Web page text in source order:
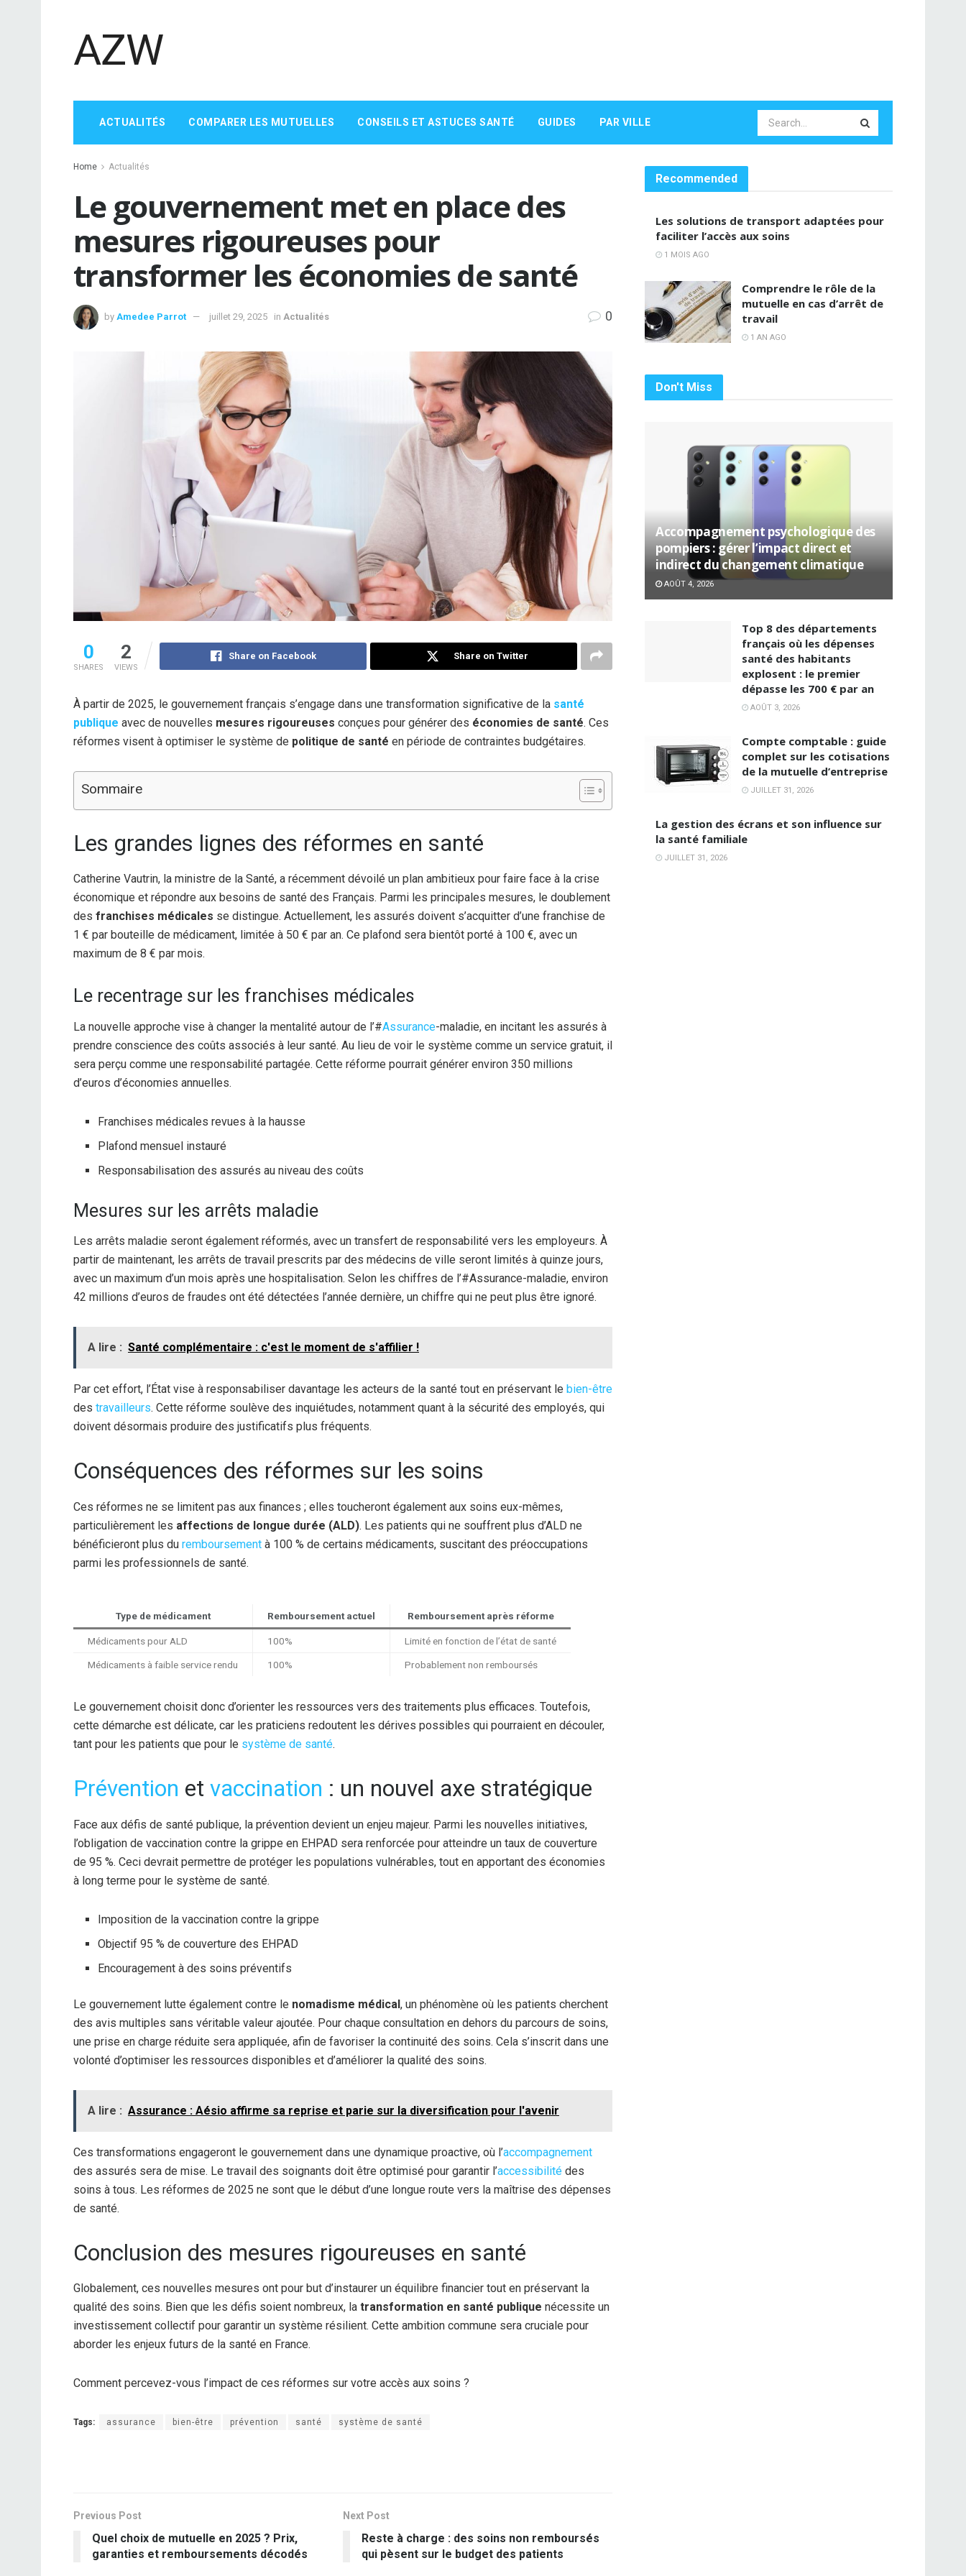
AZW
ACTUALITÉS COMPARER LES MUTUELLES CONSEILS ET ASTUCES SANTÉ GUIDES PAR VILLE
Home Actualités
Le gouvernement met en place des
mesures rigoureuses pour
transformer les économies de santé
by Amedee Parrot juillet 29, 2025 in Actualités 0
0
SHARES
2
VIEWS
Share on Facebook Share on Twitter
À partir de 2025, le gouvernement français s’engage dans une transformation significative de la santé
publique avec de nouvelles mesures rigoureuses conçues pour générer des économies de santé. Ces
réformes visent à optimiser le système de politique de santé en période de contraintes budgétaires.
Sommaire
Les grandes lignes des réformes en santé
Catherine Vautrin, la ministre de la Santé, a récemment dévoilé un plan ambitieux pour faire face à la crise
économique et répondre aux besoins de santé des Français. Parmi les principales mesures, le doublement
des franchises médicales se distingue. Actuellement, les assurés doivent s’acquitter d’une franchise de
1 € par bouteille de médicament, limitée à 50 € par an. Ce plafond sera bientôt porté à 100 €, avec un
maximum de 8 € par mois.
Le recentrage sur les franchises médicales
La nouvelle approche vise à changer la mentalité autour de l’#Assurance-maladie, en incitant les assurés à
prendre conscience des coûts associés à leur santé. Au lieu de voir le système comme un service gratuit, il
sera perçu comme une responsabilité partagée. Cette réforme pourrait générer environ 350 millions
d’euros d’économies annuelles.
Franchises médicales revues à la hausse
Plafond mensuel instauré
Responsabilisation des assurés au niveau des coûts
Mesures sur les arrêts maladie
Les arrêts maladie seront également réformés, avec un transfert de responsabilité vers les employeurs. À
partir de maintenant, les arrêts de travail prescrits par des médecins de ville seront limités à quinze jours,
avec un maximum d’un mois après une hospitalisation. Selon les chiffres de l’#Assurance-maladie, environ
42 millions d’euros de fraudes ont été détectées l’année dernière, un chiffre qui ne peut plus être ignoré.
A lire : Santé complémentaire : c'est le moment de s'affilier !
Par cet effort, l’État vise à responsabiliser davantage les acteurs de la santé tout en préservant le bien-être
des travailleurs. Cette réforme soulève des inquiétudes, notamment quant à la sécurité des employés, qui
doivent désormais produire des justificatifs plus fréquents.
Conséquences des réformes sur les soins
Ces réformes ne se limitent pas aux finances ; elles toucheront également aux soins eux-mêmes,
particulièrement les affections de longue durée (ALD). Les patients qui ne souffrent plus d’ALD ne
bénéficieront plus du remboursement à 100 % de certains médicaments, suscitant des préoccupations
parmi les professionnels de santé.
Type de médicament Remboursement actuel Remboursement après réforme
Médicaments pour ALD 100% Limité en fonction de l’état de santé
Médicaments à faible service rendu 100% Probablement non remboursés
Le gouvernement choisit donc d’orienter les ressources vers des traitements plus efficaces. Toutefois,
cette démarche est délicate, car les praticiens redoutent les dérives possibles qui pourraient en découler,
tant pour les patients que pour le système de santé.
Prévention et vaccination : un nouvel axe stratégique
Face aux défis de santé publique, la prévention devient un enjeu majeur. Parmi les nouvelles initiatives,
l’obligation de vaccination contre la grippe en EHPAD sera renforcée pour atteindre un taux de couverture
de 95 %. Ceci devrait permettre de protéger les populations vulnérables, tout en apportant des économies
à long terme pour le système de santé.
Imposition de la vaccination contre la grippe
Objectif 95 % de couverture des EHPAD
Encouragement à des soins préventifs
Le gouvernement lutte également contre le nomadisme médical, un phénomène où les patients cherchent
des avis multiples sans véritable valeur ajoutée. Pour chaque consultation en dehors du parcours de soins,
une prise en charge réduite sera appliquée, afin de favoriser la continuité des soins. Cela s’inscrit dans une
volonté d’optimiser les ressources disponibles et d’améliorer la qualité des soins.
A lire : Assurance : Aésio affirme sa reprise et parie sur la diversification pour l'avenir
Ces transformations engageront le gouvernement dans une dynamique proactive, où l’accompagnement
des assurés sera de mise. Le travail des soignants doit être optimisé pour garantir l’accessibilité des
soins à tous. Les réformes de 2025 ne sont que le début d’une longue route vers la maîtrise des dépenses
de santé.
Conclusion des mesures rigoureuses en santé
Globalement, ces nouvelles mesures ont pour but d’instaurer un équilibre financier tout en préservant la
qualité des soins. Bien que les défis soient nombreux, la transformation en santé publique nécessite un
investissement collectif pour garantir un système résilient. Cette ambition commune sera cruciale pour
aborder les enjeux futurs de la santé en France.
Comment percevez-vous l’impact de ces réformes sur votre accès aux soins ?
Tags: assurance bien-être prévention santé système de santé
Previous Post
Quel choix de mutuelle en 2025 ? Prix,
garanties et remboursements décodés
Next Post
Reste à charge : des soins non remboursés
qui pèsent sur le budget des patients
Recommended
Les solutions de transport adaptées pour
faciliter l’accès aux soins
1 MOIS AGO
Comprendre le rôle de la
mutuelle en cas d’arrêt de
travail
1 AN AGO
Don't Miss
Accompagnement psychologique des
pompiers : gérer l’impact direct et
indirect du changement climatique
AOÛT 4, 2026
Top 8 des départements
français où les dépenses
santé des habitants
explosent : le premier
dépasse les 700 € par an
AOÛT 3, 2026
Compte comptable : guide
complet sur les cotisations
de la mutuelle d’entreprise
JUILLET 31, 2026
La gestion des écrans et son influence sur
la santé familiale
JUILLET 31, 2026